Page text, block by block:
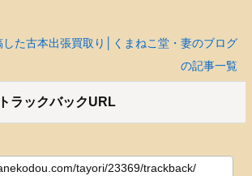
た古本出張買取り│くまねこ堂・妻のブログ
の記事一覧
ラックバックURL